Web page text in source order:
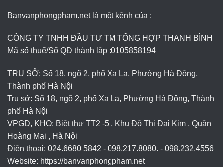
Banvanphongpham.net là một kênh của :
CÔNG TY TNHH ĐẦU TƯ TM TỔNG HỢP THANH BÌNH
Mã số thuế/Số QĐ thành lập :0105858194
TRỤ SỞ: Số 18, ngõ 2, phố Xa La, Phường Hà Đông,
Thành phố Hà Nội
Trụ sở: Số 18, ngõ 2, phố Xa La, Phường Hà Đông, Thành
phố Hà Nội
VPGD, KHO: Biệt thự TT2 -5 , Khu Đô Thị Đại Kim , Quận
Hoàng Mai , Hà Nội
Điện thoại: 024.6680 5842 - 098.217.8080. - 098.232.4556
Website: https://banvanphongpham.net